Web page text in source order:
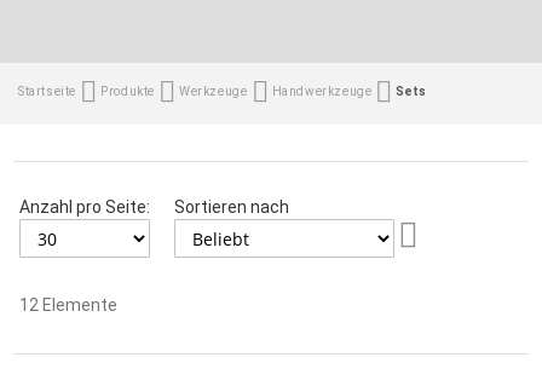
Startseite Produkte Werkzeuge Handwerkzeuge Sets
Anzahl pro Seite:
Sortieren nach
12 Elemente